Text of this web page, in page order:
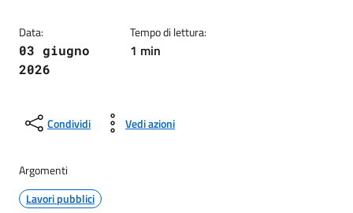
Data:
03 giugno
2026
Tempo di lettura:
1 min
Condividi Vedi azioni
Argomenti
Lavori pubblici